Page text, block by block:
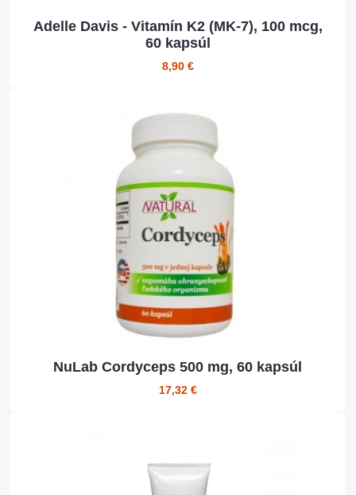
Adelle Davis - Vitamín K2 (MK-7), 100 mcg,
60 kapsúl
8,90 €
NuLab Cordyceps 500 mg, 60 kapsúl
17,32 €